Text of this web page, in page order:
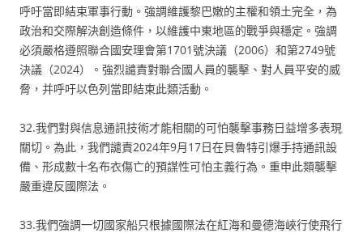
呼吁當即結束軍事行動。強調維護黎巴嫩的主權和領土完全，為
政治和交際解決創造條件，以維護中東地區的戰爭與穩定。強調
必須嚴格遵照聯合國安理會第1701號決議（2006）和第2749號
決議（2024）。強烈譴責對聯合國人員的襲擊、對人員平安的威
脅，并呼吁以色列當即結束此類活動。
32.我們對與信息通訊技術才能相關的可怕襲擊事務日益增多表現
關切。為此，我們譴責2024年9月17日在貝魯特引爆手持通訊設
備、形成數十名布衣傷亡的預謀性可怕主義行為。重申此類襲擊
嚴重違反國際法。
33.我們強調一切國家船只根據國際法在紅海和曼德海峽行使飛行